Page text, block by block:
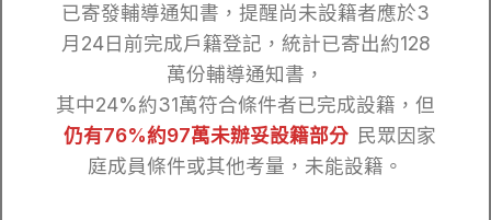
已寄發輔導通知書，提醒尚未設籍者應於3
月24日前完成戶籍登記，統計已寄出約128
萬份輔導通知書，
其中24%約31萬符合條件者已完成設籍，但
仍有76%約97萬未辦妥設籍部分 民眾因家
庭成員條件或其他考量，未能設籍。